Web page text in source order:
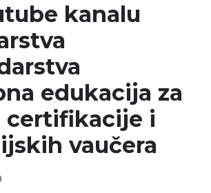
kanalu
edukacija za
certifikacije i
vaučera